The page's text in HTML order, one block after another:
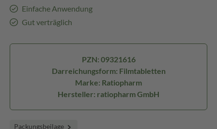
Einfache Anwendung
Gut verträglich
PZN: 09321616
Darreichungsform: Filmtabletten
Marke: Ratiopharm
Hersteller: ratiopharm GmbH
Packungsbeilage